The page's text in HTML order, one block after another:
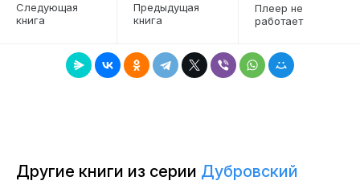
7
12
Следующая
книга
Предыдущая
книга
Плеер не
работает
Другие книги из серии Дубровский